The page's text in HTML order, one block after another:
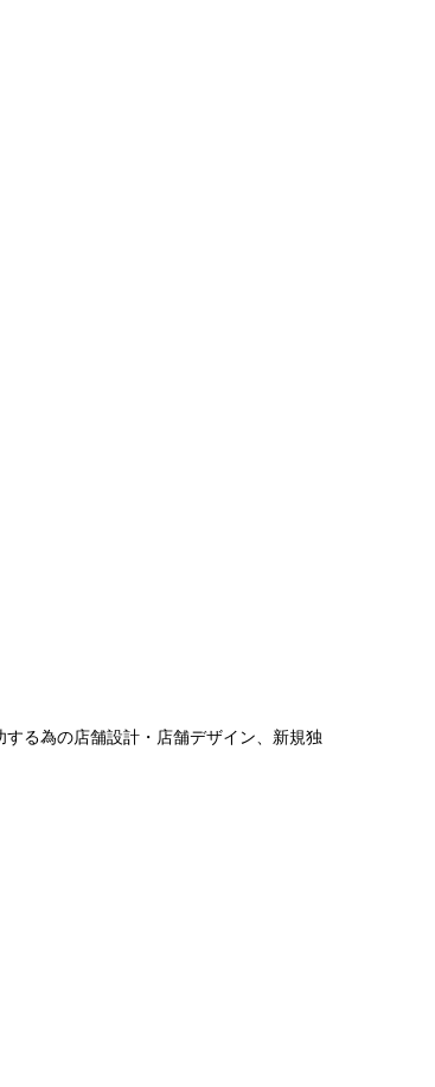
る為の店舗設計・店舗デザイン、新規独